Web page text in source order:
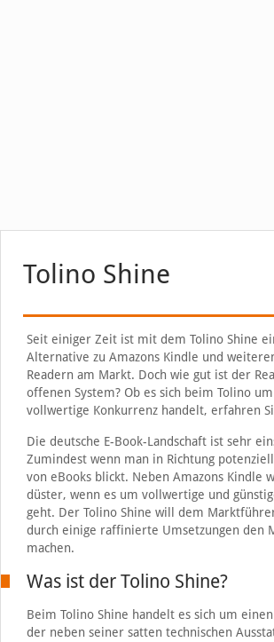
Tolino Shine
Seit einiger Zeit ist mit dem Tolino Shine
Alternative zu Amazons Kindle und
Readern am Markt. Doch wie gut ist der
offenen System? Ob es sich beim Tolino
vollwertige Konkurrenz handelt, erfahren
Die deutsche E-Book-Landschaft ist sehr
Zumindest wenn man in Richtung
von eBooks blickt. Neben Amazons Kindle
düster, wenn es um vollwertige und
geht. Der Tolino Shine will dem
durch einige raffinierte Umsetzungen den
machen.
Was ist der Tolino Shine?
Beim Tolino Shine handelt es sich um
der neben seiner satten technischen